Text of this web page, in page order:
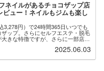
ネイルがあるチョコザップ店
ビュー！ネイルもジムも楽し
3,278円）で24時間365日いつでも
ップ。さらにセルフエステ・脱毛
きな特徴ですが、さらに一部店舗
2025.06.03